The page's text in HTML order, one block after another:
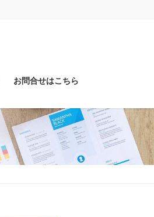
お問合せはこちら